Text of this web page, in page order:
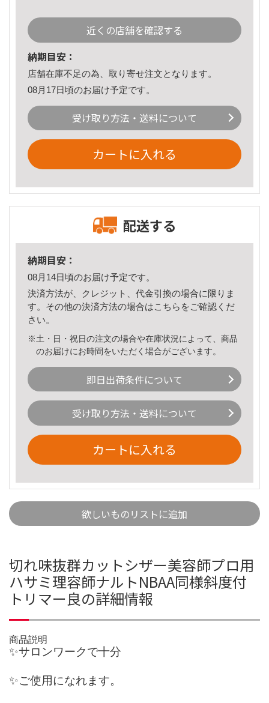
近くの店舗を確認する
納期目安：
店舗在庫不足の為、取り寄せ注文となります。
08月17日頃のお届け予定です。
受け取り方法・送料について
カートに入れる
配送する
納期目安：
08月14日頃のお届け予定です。
決済方法が、クレジット、代金引換の場合に限りま
す。その他の決済方法の場合はこちら をご確認くだ
さい。
※土・日・祝日の注文の場合や在庫状況によって、商品
のお届けにお時間をいただく場合がございます。
即日出荷条件について
受け取り方法・送料について
カートに入れる
欲しいものリストに追加
切れ味抜群カットシザー美容師プロ用
ハサミ理容師ナルトNBAA同様斜度付
トリマー良の詳細情報
商品説明
✨サロンワークで十分
✨ご使用になれます。